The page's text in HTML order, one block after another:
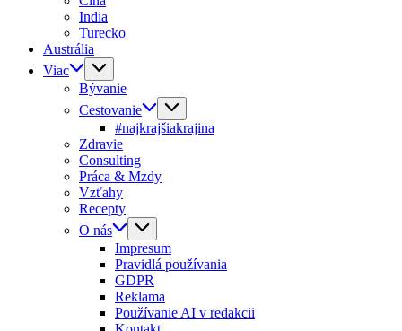
India
Turecko
Austrália
Viac
Bývanie
Cestovanie
#najkrajšiakrajina
Zdravie
Consulting
Práca & Mzdy
Vzťahy
Recepty
O nás
Impresum
Pravidlá používania
GDPR
Reklama
Používanie AI v redakcii